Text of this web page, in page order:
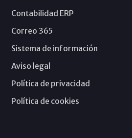
Contabilidad ERP
Correo 365
Sistema de información
Aviso legal
Política de privacidad
Política de cookies